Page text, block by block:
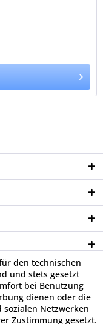
den technischen
und stets gesetzt
bei Benutzung
dienen oder die
Netzwerken
Zustimmung gesetzt.